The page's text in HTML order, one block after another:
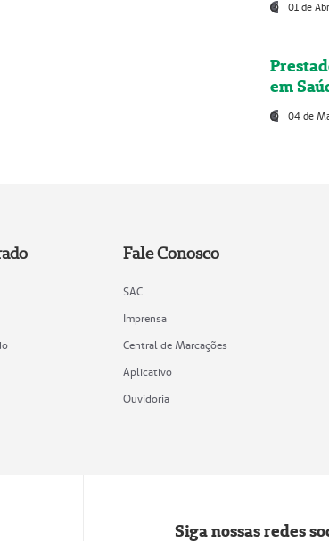
01 de
em
04 de
Fale Conosco
SAC
Imprensa
Central de Marcações
Aplicativo
Ouvidoria
Siga nossas redes